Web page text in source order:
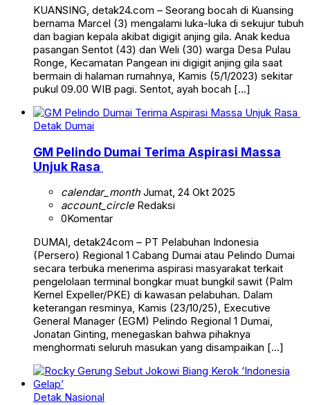
KUANSING, detak24.com – Seorang bocah di Kuansing
bernama Marcel (3) mengalami luka-luka di sekujur tubuh
dan bagian kepala akibat digigit anjing gila. Anak kedua
pasangan Sentot (43) dan Weli (30) warga Desa Pulau
Ronge, Kecamatan Pangean ini digigit anjing gila saat
bermain di halaman rumahnya, Kamis (5/1/2023) sekitar
pukul 09.00 WIB pagi. Sentot, ayah bocah […]
Detak Dumai
GM Pelindo Dumai Terima Aspirasi Massa
Unjuk Rasa
calendar_monthJumat, 24 Okt 2025
account_circleRedaksi
0Komentar
DUMAI, detak24com – PT Pelabuhan Indonesia
(Persero) Regional 1 Cabang Dumai atau Pelindo Dumai
secara terbuka menerima aspirasi masyarakat terkait
pengelolaan terminal bongkar muat bungkil sawit (Palm
Kernel Expeller/PKE) di kawasan pelabuhan. Dalam
keterangan resminya, Kamis (23/10/25), Executive
General Manager (EGM) Pelindo Regional 1 Dumai,
Jonatan Ginting, menegaskan bahwa pihaknya
menghormati seluruh masukan yang disampaikan […]
Detak Nasional